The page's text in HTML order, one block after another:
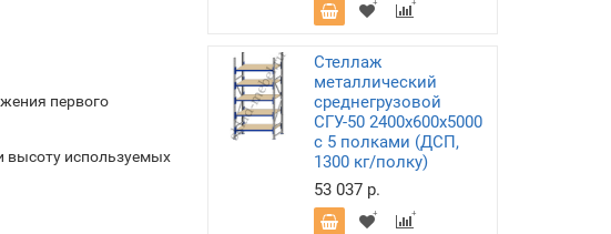
первого
высоту используемых
Стеллаж
металлический
среднегрузовой
СГУ-50 2400х600х5000
с 5 полками (ДСП,
1300 кг/полку)
53 037 р.